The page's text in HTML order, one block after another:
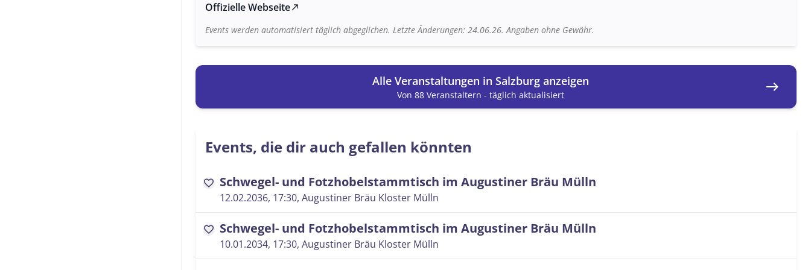
Offizielle Webseitenorth_east
Events werden automatisiert täglich abgeglichen. Letzte Änderungen: 24.06.26. Angaben ohne Gewähr.
Alle Veranstaltungen in Salzburg anzeigen
Von 88 Veranstaltern - täglich aktualisiert east
Events, die dir auch gefallen könnten
favorite Schwegel- und Fotzhobelstammtisch im Augustiner Bräu Mülln
12.02.2036, 17:30, Augustiner Bräu Kloster Mülln
favorite Schwegel- und Fotzhobelstammtisch im Augustiner Bräu Mülln
10.01.2034, 17:30, Augustiner Bräu Kloster Mülln